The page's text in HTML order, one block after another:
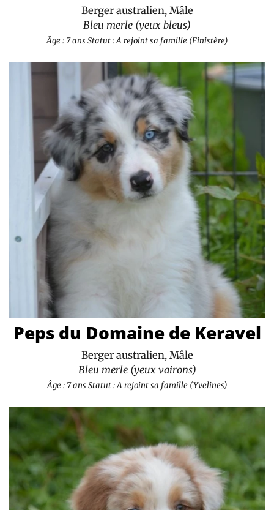
Berger australien, Mâle
Bleu merle (yeux bleus)
Âge : 7 ans Statut : A rejoint sa famille (Finistère)
Peps du Domaine de Keravel
Berger australien, Mâle
Bleu merle (yeux vairons)
Âge : 7 ans Statut : A rejoint sa famille (Yvelines)